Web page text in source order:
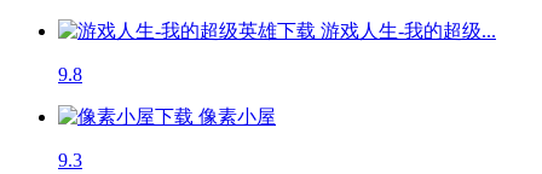
游戏人生-我的超级...
9.8
像素小屋
9.3